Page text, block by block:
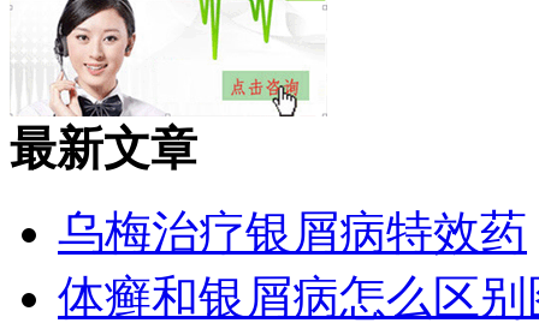
最新文章
乌梅治疗银屑病特效药
体癣和银屑病怎么区别